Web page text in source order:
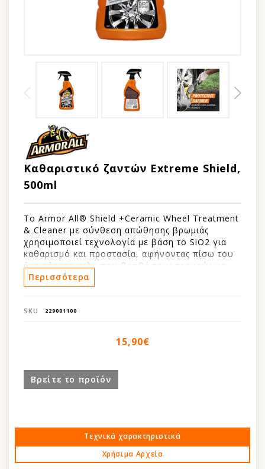
Kαθαριστικό ζαντών Extreme Shield,
500ml
Το Armor All® Shield +Ceramic Wheel Treatment
& Cleaner με σύνθεση απώθησης βρωμιάς
χρησιμοποιεί τεχνολογία με βάση το SiO2 για
καθαρισμό και προστασία, αφήνοντας πίσω του
ένα αόρατο φιλμ που βοηθά τους τροχούς να
παραμείνουν καθαρότεροι για μεγαλύτερο
χρονικό διάστημα.
βρωμιά επεκτείνει το χρόνο μεταξύ των
μακροχρόνια αποτελέσματα.
• Βοηθά στην πρόληψη προσκόλλησης σκόνης
εργοστασιακούς και aftermarket επικαλυμμένους
• Γίνεται μωβ όταν ενεργοποιηθεί.
Περισσότερα
SKU 229001100
15,90€
Βρείτε το προϊόν
Τεχνικά χαρακτηριστικά
Χρήσιμα Αρχεία